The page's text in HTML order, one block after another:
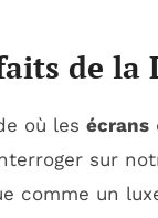
de la
où les écrans
sur
comme un